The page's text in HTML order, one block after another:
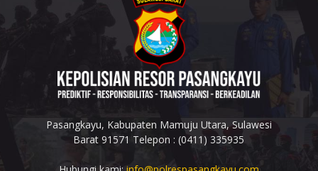
Pasangkayu, Kabupaten Mamuju Utara, Sulawesi
Barat 91571 Telepon : (0411) 335935